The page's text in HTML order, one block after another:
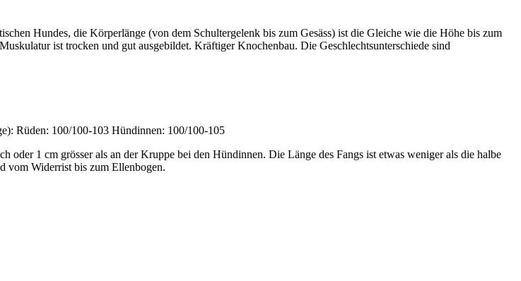
Hundes, die Körperlänge (von dem Schultergelenk bis zum Gesäss) ist die Gleiche wie die Höhe bis zum
ist trocken und gut ausgebildet. Kräftiger Knochenbau. Die Geschlechtsunterschiede sind
Rüden: 100/100-103 Hündinnen: 100/100-105
1 cm grösser als an der Kruppe bei den Hündinnen. Die Länge des Fangs ist etwas weniger als die halbe
vom Widerrist bis zum Ellenbogen.